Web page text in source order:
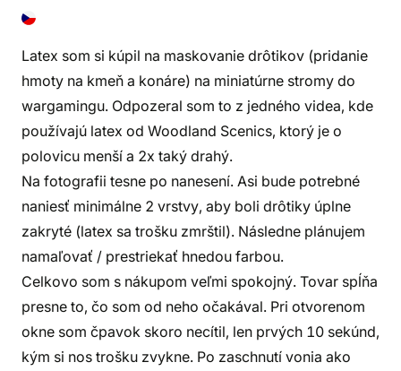
Latex som si kúpil na maskovanie drôtikov (pridanie
hmoty na kmeň a konáre) na miniatúrne stromy do
wargamingu. Odpozeral som to z jedného videa, kde
používajú latex od Woodland Scenics, ktorý je o
polovicu menší a 2x taký drahý.
Na fotografii tesne po nanesení. Asi bude potrebné
naniesť minimálne 2 vrstvy, aby boli drôtiky úplne
zakryté (latex sa trošku zmrštil). Následne plánujem
namaľovať / prestriekať hnedou farbou.
Celkovo som s nákupom veľmi spokojný. Tovar spĺňa
presne to, čo som od neho očakával. Pri otvorenom
okne som čpavok skoro necítil, len prvých 10 sekúnd,
kým si nos trošku zvykne. Po zaschnutí vonia ako